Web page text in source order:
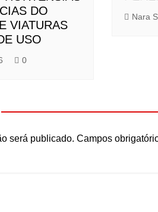
DO
VIATURAS
USO
0
Nara
será publicado. Campos